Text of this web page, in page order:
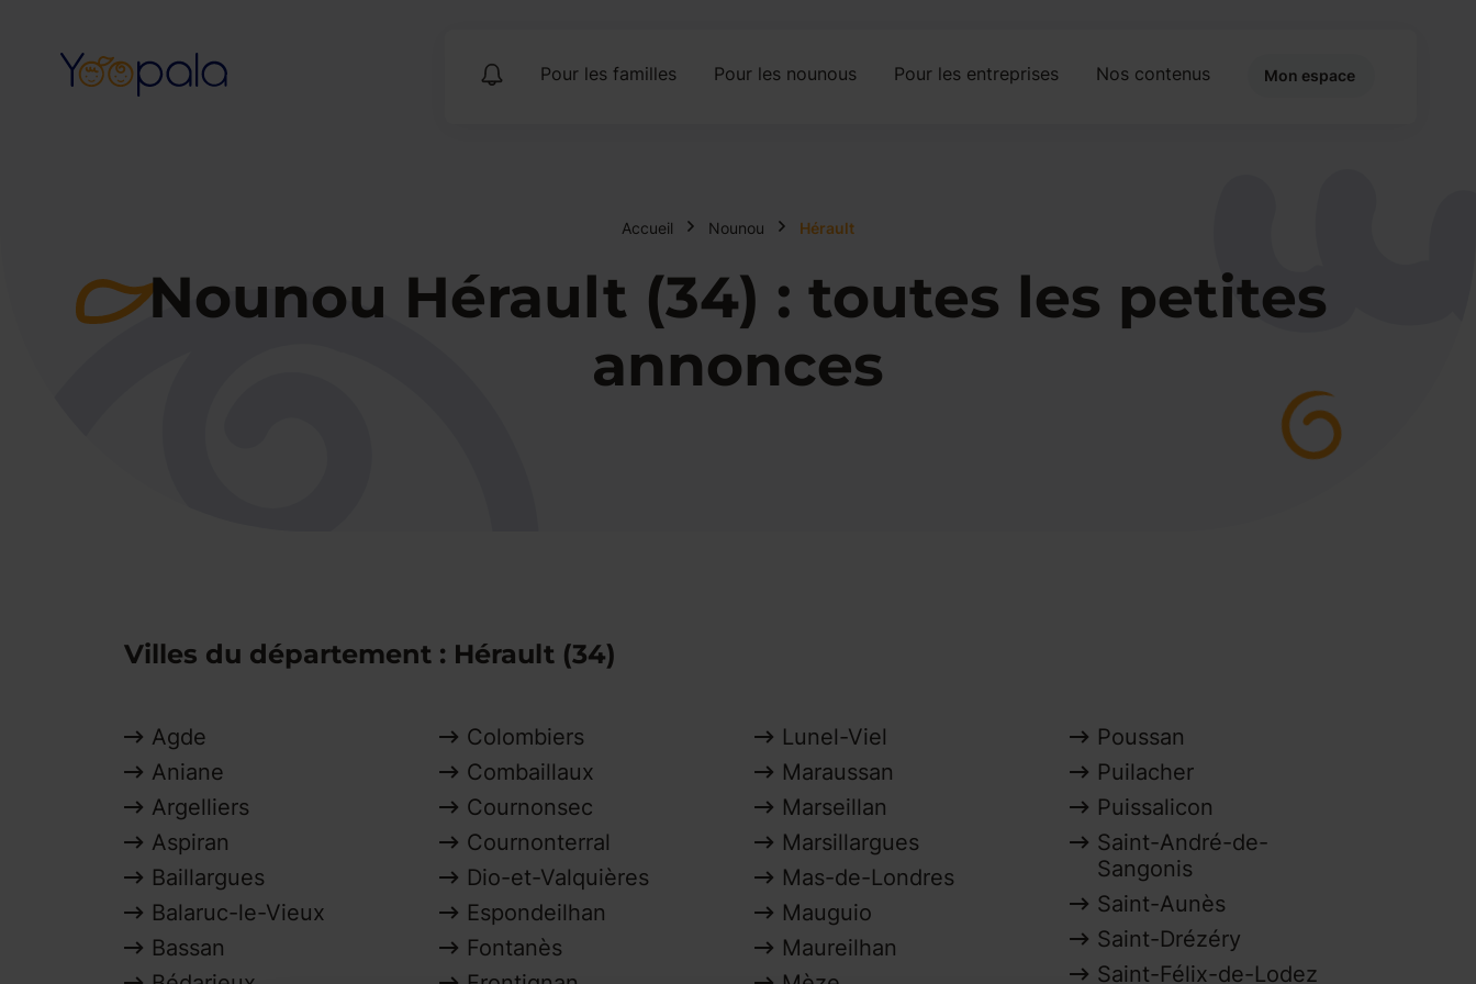
Pour les familles Pour les nounous Pour les entreprises Nos contenus Mon espace
Accueil Nounou Hérault
Nounou Hérault (34) : toutes les petites
annonces
Villes du département : Hérault (34)
Agde
Aniane
Argelliers
Aspiran
Baillargues
Balaruc-le-Vieux
Bassan
Colombiers
Combaillaux
Cournonsec
Cournonterral
Dio-et-Valquières
Espondeilhan
Fontanès
Lunel-Viel
Maraussan
Marseillan
Marsillargues
Mas-de-Londres
Mauguio
Maureilhan
Poussan
Puilacher
Puissalicon
Saint-André-de-
Sangonis
Saint-Aunès
Saint-Drézéry
Saint-Félix-de-Lodez